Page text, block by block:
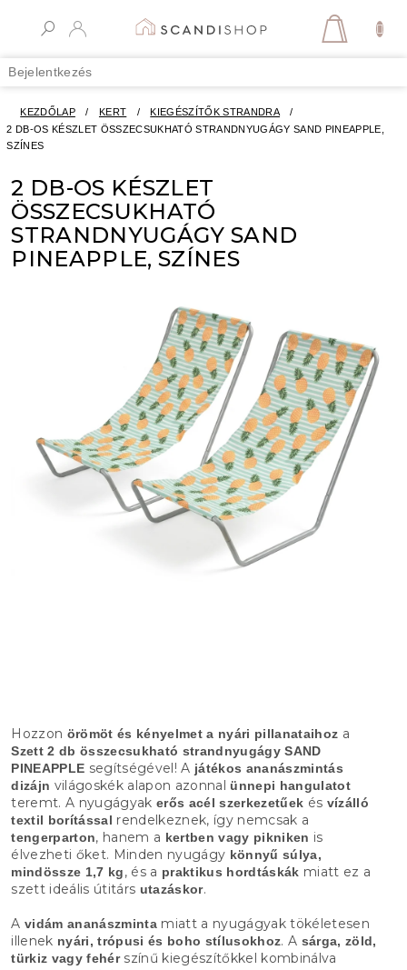
Bejelentkezés
KOSÁR
KEZDŐLAP / KERT / KIEGÉSZÍTŐK STRANDRA
/
2 DB-OS KÉSZLET ÖSSZECSUKHATÓ STRANDNYUGÁGY SAND PINEAPPLE,
SZÍNES
2 DB-OS KÉSZLET
ÖSSZECSUKHATÓ
STRANDNYUGÁGY SAND
PINEAPPLE, SZÍNES
Hozzon örömöt és kényelmet a nyári pillanataihoz a
Szett 2 db összecsukható strandnyugágy SAND
PINEAPPLE segítségével! A játékos ananászmintás
dizájn világoskék alapon azonnal ünnepi hangulatot
teremt. A nyugágyak erős acél szerkezetűek és vízálló
textil borítással rendelkeznek, így nemcsak a
tengerparton, hanem a kertben vagy pikniken is
élvezheti őket. Minden nyugágy könnyű súlya,
mindössze 1,7 kg, és a praktikus hordtáskák miatt ez a
szett ideális útitárs utazáskor.
A vidám ananászmintamiatt a nyugágyak tökéletesen
illenek nyári, trópusi és boho stílusokhoz. A sárga, zöld,
türkiz vagy fehérszínű kiegészítőkkel kombinálva